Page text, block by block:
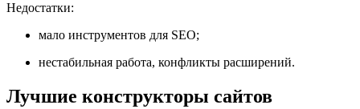
Недостатки:
мало инструментов для SEO;
нестабильная работа, конфликты расширений.
Лучшие конструкторы сайтов